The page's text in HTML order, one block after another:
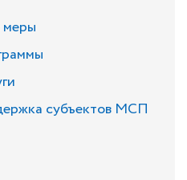
субъектов МСП